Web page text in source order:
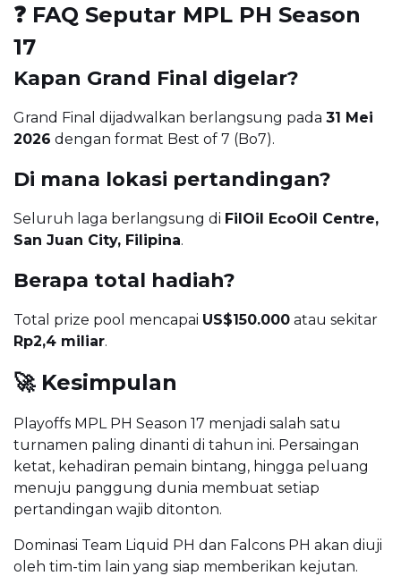
❓ FAQ Seputar MPL PH Season
17
Kapan Grand Final digelar?
Grand Final dijadwalkan berlangsung pada 31 Mei
2026 dengan format Best of 7 (Bo7).
Di mana lokasi pertandingan?
Seluruh laga berlangsung di FilOil EcoOil Centre,
San Juan City, Filipina.
Berapa total hadiah?
Total prize pool mencapai US$150.000 atau sekitar
Rp2,4 miliar.
🚀 Kesimpulan
Playoffs MPL PH Season 17 menjadi salah satu
turnamen paling dinanti di tahun ini. Persaingan
ketat, kehadiran pemain bintang, hingga peluang
menuju panggung dunia membuat setiap
pertandingan wajib ditonton.
Dominasi Team Liquid PH dan Falcons PH akan diuji
oleh tim-tim lain yang siap memberikan kejutan.